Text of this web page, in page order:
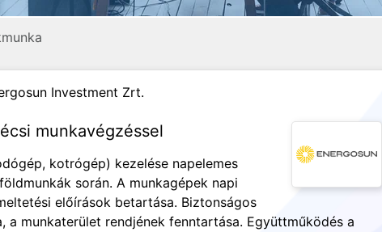
Investment Zrt.
munkavégzéssel
kotrógép) kezelése napelemes
során. A munkagépek napi
előírások betartása. Biztonságos
a munkaterület rendjének fenntartása. Együttműködés a